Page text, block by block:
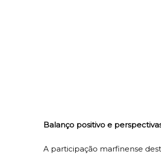
Balanço positivo e
A participação marfinense